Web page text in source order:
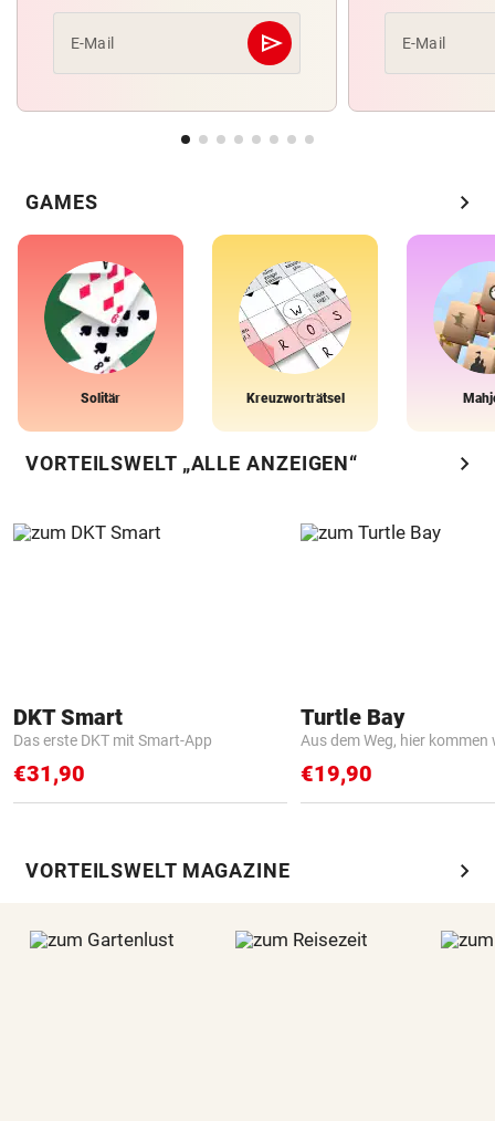
E-Mail send
Abschicken E-Mail
GAMES chevron_right
Solitär Kreuzworträtsel
VORTEILSWELT „ALLE ANZEIGEN“ chevron_right
DKT Smart
Das erste DKT mit Smart-App
€31,90
Turtle Bay
Aus dem Weg, hier kommen
€19,90
VORTEILSWELT MAGAZINE chevron_right